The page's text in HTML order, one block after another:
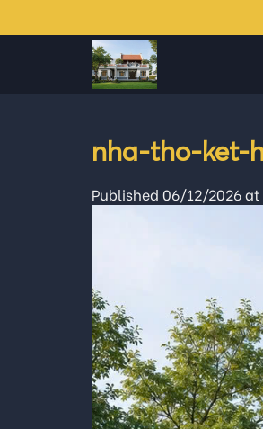
to
nha-tho-ket-
Published 06/12/2026at